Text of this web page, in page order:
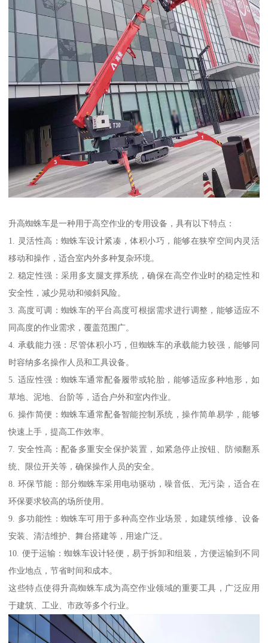
升高蜘蛛车是一种用于高空作业的专用设备，具有以下特点：
1. 灵活性高：蜘蛛车设计紧凑，体积小巧，能够在狭窄空间内灵活
移动和操作，适合室内外多种复杂环境。
2. 稳定性强：采用多支腿支撑系统，确保在高空作业时的稳定性和
安全性，减少晃动和倾斜风险。
3. 高度可调：蜘蛛车的平台高度可根据需求进行调整，能够适应不
同高度的作业需求，覆盖范围广。
4. 承载能力强：尽管体积小巧，但蜘蛛车的承载能力较强，能够同
时容纳多名操作人员和工具设备。
5. 适应性强：蜘蛛车通常配备履带或轮胎，能够适应多种地形，如
草地、泥地、台阶等，适合户外和室内作业。
6. 操作简便：蜘蛛车通常配备智能控制系统，操作简单易学，能够
快速上手，提高工作效率。
7. 安全性高：配备多重安全保护装置，如紧急停止按钮、防倾翻系
统、限位开关等，确保操作人员的安全。
8. 环保节能：部分蜘蛛车采用电动驱动，噪音低、无污染，适合在
环保要求较高的场所使用。
9. 多功能性：蜘蛛车可用于多种高空作业场景，如建筑维修、设备
安装、清洁维护、舞台搭建等，用途广泛。
10. 便于运输：蜘蛛车设计轻便，易于拆卸和组装，方便运输到不同
作业地点，节省时间和成本。
这些特点使得升高蜘蛛车成为高空作业领域的重要工具，广泛应用
于建筑、工业、市政等多个行业。